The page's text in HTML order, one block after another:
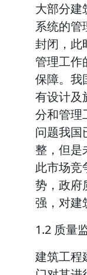
大部分建
系统的管
封闭，此
管理工作
保障。我
有设计及
分和管理
问题我国
整，但是
此市场竞
势，政府
强，对建
1.2 质量
建筑工程